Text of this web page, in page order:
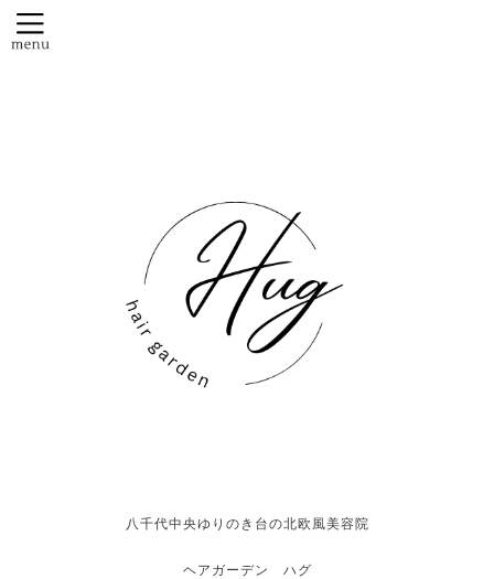
八千代中央ゆりのき台の北欧風美容院
ヘアガーデン ハグ